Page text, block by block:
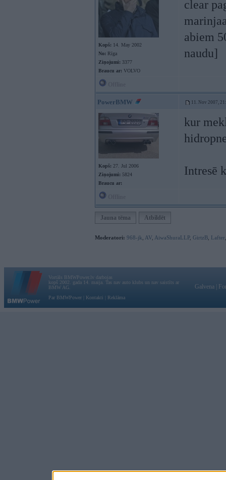
Kopš: 14. May 2002
No: Rīga
Ziņojumi: 3377
Braucu ar: VOLVO
clear
abiem
naudu]
PowerBMW 11. Nov 2007,
Kopš: 27. Jul 2006
Ziņojumi: 5824
Braucu ar:
kur
Intresē
Jauna tēma Atbildēt
Moderatori: 968-jk AV AiwaShuraLLP, GirtzB Lafter
Vortāls BMWPower.lv darbojas
kopš 2002. gada 14. maija. Tas nav auto klubs un nav saistīts ar
BMW AG.
Par BMWPower
Kontakti Reklāma
Galvena